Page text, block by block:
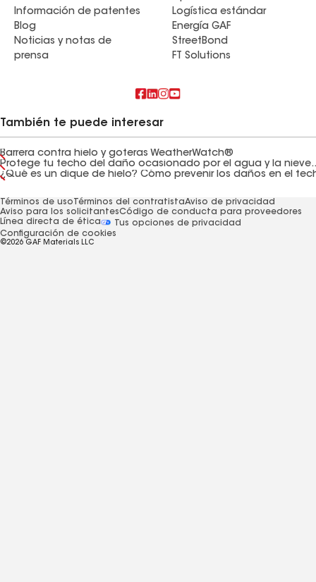
Información de patentes
Blog
Noticias y notas de
prensa
Logística estándar
Energía GAF
StreetBond
FT Solutions
También te puede interesar
Barrera contra hielo y goteras WeatherWatch®
Protege tu techo del daño ocasionado por el agua y la
Términos de uso Términos del contratistaAviso de privacidad
Aviso para los solicitantesCódigo de conducta para proveedores
Línea directa de ética
Tus opciones de privacidad
Configuración de cookies
©2026 GAF Materials LLC